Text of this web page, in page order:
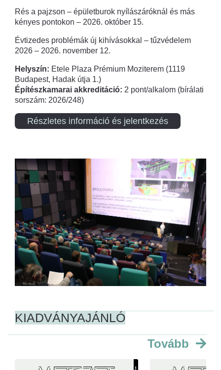
Rés a pajzson – épületburok nyílászáróknál és más
kényes pontokon – 2026. október 15.
Évtizedes problémák új kihívásokkal – tűzvédelem
2026 – 2026. november 12.
Helyszín: Etele Plaza Prémium Moziterem (1119
Budapest, Hadak útja 1.)
Építészkamarai akkreditáció: 2 pont/alkalom (bírálati
sorszám: 2026/248)
Részletes információ és jelentkezés
KIADVÁNYAJÁNLÓ
Tovább